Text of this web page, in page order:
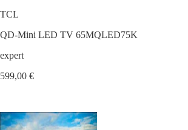
TCL
QD-Mini LED TV 65MQLED75K
expert
599,00 €